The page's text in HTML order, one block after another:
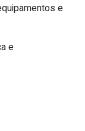
e
e